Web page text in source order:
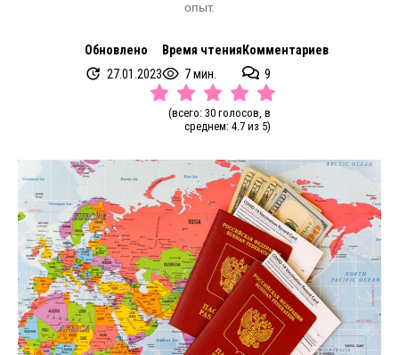
опыт.
Обновлено
27.01.2023
Время чтения
7 мин.
Комментариев
9
(всего: 30 голосов, в
среднем: 4.7 из 5)